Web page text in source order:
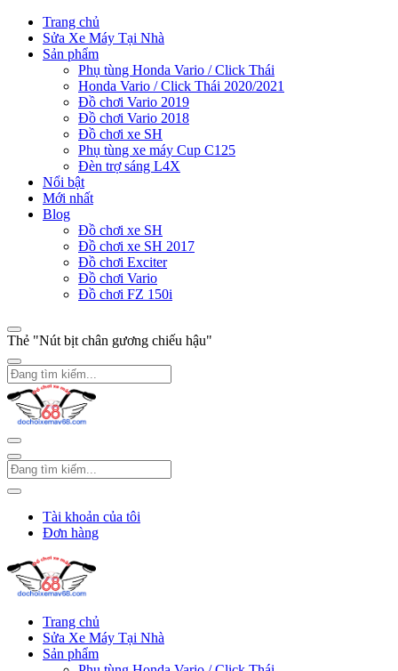
Trang chủ
Sửa Xe Máy Tại Nhà
Sản phẩm
Phụ tùng Honda Vario / Click Thái
Honda Vario / Click Thái 2020/2021
Đồ chơi Vario 2019
Đồ chơi Vario 2018
Đồ chơi xe SH
Phụ tùng xe máy Cup C125
Đèn trợ sáng L4X
Nổi bật
Mới nhất
Blog
Đồ chơi xe SH
Đồ chơi xe SH 2017
Đồ chơi Exciter
Đồ chơi Vario
Đồ chơi FZ 150i
Thẻ "Nút bịt chân gương chiếu hậu"
Tài khoản của tôi
Đơn hàng
Trang chủ
Sửa Xe Máy Tại Nhà
Sản phẩm